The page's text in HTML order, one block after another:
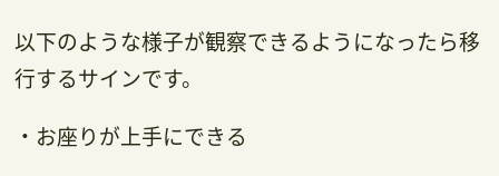
以下のような様子が観察できるようになったら移
行するサインです。
・お座りが上手にできる